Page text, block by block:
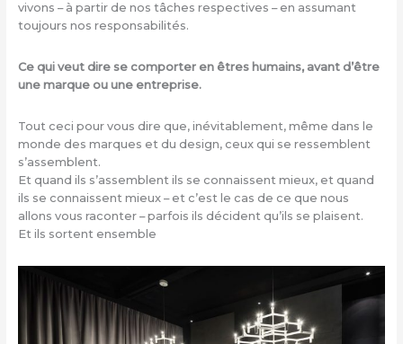
vivons – à partir de nos tâches respectives – en assumant
toujours nos responsabilités.
Ce qui veut dire se comporter en êtres humains, avant d’être
une marque ou une entreprise.
Tout ceci pour vous dire que, inévitablement, même dans le
monde des marques et du design, ceux qui se ressemblent
s’assemblent.
Et quand ils s’assemblent ils se connaissent mieux, et quand
ils se connaissent mieux – et c’est le cas de ce que nous
allons vous raconter – parfois ils décident qu’ils se plaisent.
Et ils sortent ensemble